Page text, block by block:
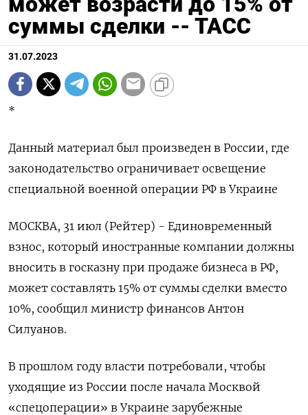
суммы сделки -- ТАСС
31.07.2023
*
Данный материал был произведен в России, где
законодательство ограничивает освещение
специальной военной операции РФ в Украине
МОСКВА, 31 июл (Рейтер) - Единовременный
взнос, который иностранные компании должны
вносить в госказну при продаже бизнеса в РФ,
может составлять 15% от суммы сделки вместо
10%, сообщил министр финансов Антон
Силуанов.
В прошлом году власти потребовали, чтобы
уходящие из России после начала Москвой
«спецоперации» в Украине зарубежные